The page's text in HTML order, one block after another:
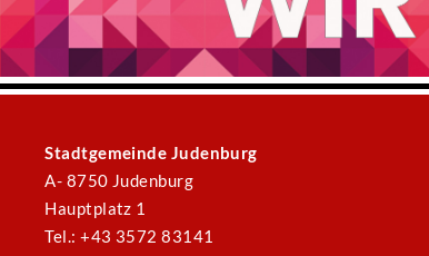
Stadtgemeinde Judenburg
A- 8750 Judenburg
Hauptplatz 1
Tel.: +43 3572 83141